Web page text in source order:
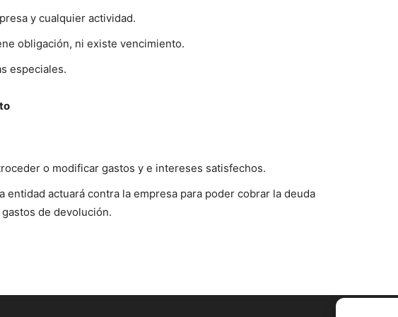
y cualquier actividad.
obligación, ni existe vencimiento.
especiales.
o modificar gastos y e intereses satisfechos.
entidad actuará contra la empresa para poder cobrar la deuda
de devolución.